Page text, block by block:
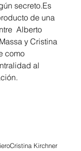
secreto.Es
de una
Alberto
y Cristina
como
al
Cristina Kirchner